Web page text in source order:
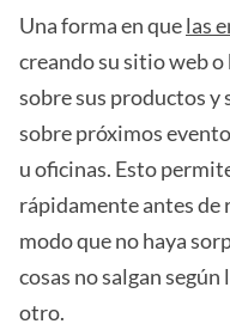
Una forma en quelas
creando su sitio web
sobre sus productos y
sobre próximos
u oficinas. Esto
rápidamente antes de
modo que no haya
cosas no salgan
otro.